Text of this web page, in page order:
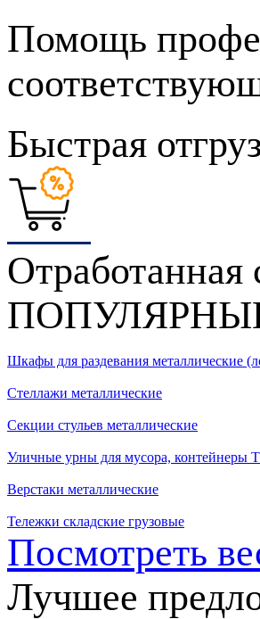
Помощь
Быстрая
Отработанная
Шкафы для раздевания металлические
Стеллажи металлические
Секции стульев металлические
Уличные урны для мусора, контейнеры
Верстаки металлические
Тележки складские грузовые
Посмотреть
Лучшее